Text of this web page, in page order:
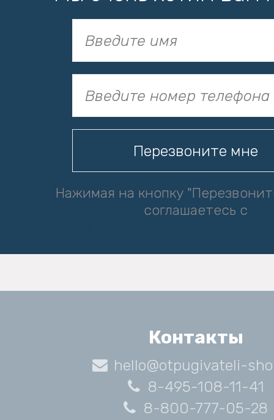
Нажимая на кнопку
соглашаетесь с
Контакты
hello@otpugivateli-
8-495-108-11-41
8-800-777-05-28